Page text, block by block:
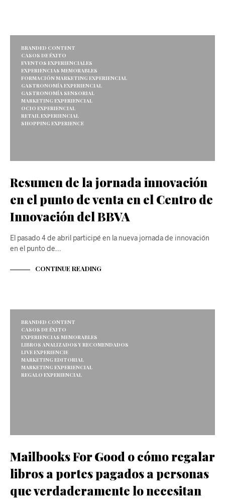
BRANDED CONTENT
CASOS DE ÉXITO
EVENTOS EXPERIENCIALES
EXPERIENCIAS MEMORABLES
FORMACIÓN MARKETING EXPERIENCIAL
GASTRONOMÍA EXPERIENCIAL
GASTRONOMÍA SENSORIAL
MARKETING EXPERIENCIAL
OCIO EXPERIENCIAL
RETAIL EXPERIENCIAL
SHOPPING EXPERIENCE
Resumen de la jornada innovación
en el punto de venta en el Centro de
Innovación del BBVA
El pasado 4 de abril participé en la nueva jornada de innovación
en el punto de…
CONTINUE READING
BRANDED CONTENT
CASOS DE ÉXITO
EXPERIENCIAS MEMORABLES
LIBROS ANALIZADOS Y RECOMENDADOS
LIVE EXPERIENCIE
MARKETING EDITORIAL
MARKETING EXPERIENCIAL
REGALO EXPERIENCIAL
Mailbooks For Good o cómo regalar
libros a portes pagados a personas
que verdaderamente lo necesitan